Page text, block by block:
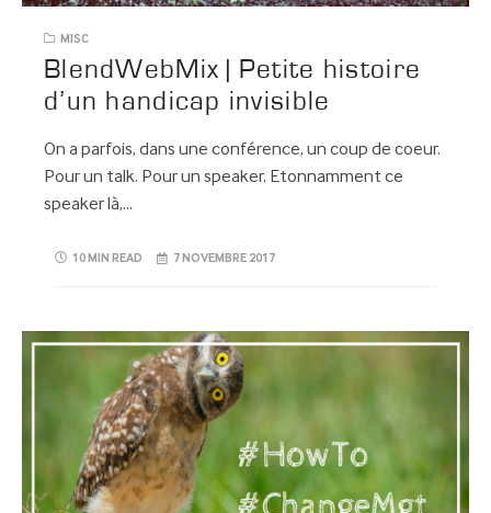
MISC
BlendWebMix | Petite histoire
d’un handicap invisible
On a parfois, dans une conférence, un coup de coeur.
Pour un talk. Pour un speaker. Etonnamment ce
speaker là,…
10 MIN READ 7 NOVEMBRE 2017